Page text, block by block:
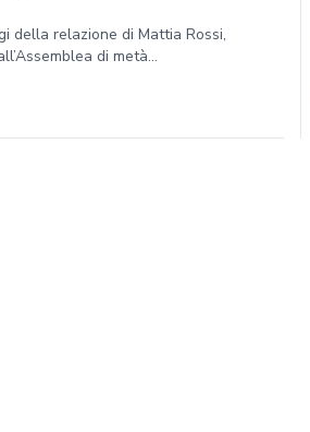
della relazione di Mattia Rossi,
di metà...